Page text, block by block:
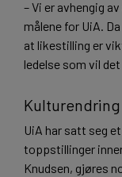
– Vi er avhengig
målene for UiA.
at likestilling er
ledelse som vil
Kulturendring
UiA har satt seg
toppstillinger
Knudsen, gjøres